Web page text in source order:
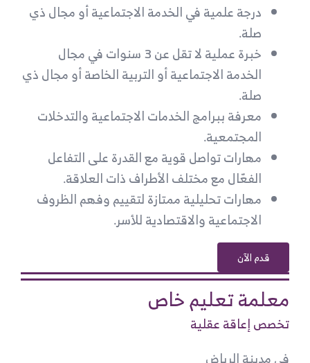
درجة علمية في الخدمة الاجتماعية أو مجال ذي
صلة.
خبرة عملية لا تقل عن 3 سنوات في مجال
الخدمة الاجتماعية أو التربية الخاصة أو مجال ذي
صلة.
معرفة ببرامج الخدمات الاجتماعية والتدخلات
المجتمعية.
مهارات تواصل قوية مع القدرة على التفاعل
الفعّال مع مختلف الأطراف ذات العلاقة.
مهارات تحليلية ممتازة لتقييم وفهم الظروف
الاجتماعية والاقتصادية للأسر.
قدم الآن
معلمة تعليم خاص
تخصص إعاقة عقلية
في مدينة الرياض